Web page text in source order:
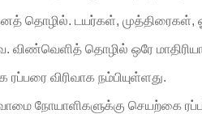
தொழில். டயர்கள்,
தொழில் ஒரே
விரிவாக நம்பியுள்ளது.
நோயாளிகளுக்கு செயற்கை